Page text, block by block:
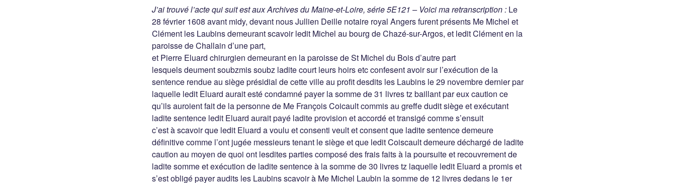
J’ai trouvé l’acte qui suit est aux Archives du Maine-et-Loire, série 5E121 – Voici ma retranscription : Le
28 février 1608 avant midy, devant nous Jullien Deille notaire royal Angers furent présents Me Michel et
Clément les Laubins demeurant scavoir ledit Michel au bourg de Chazé-sur-Argos, et ledit Clément en la
paroisse de Challain d’une part,
et Pierre Eluard chirurgien demeurant en la paroisse de St Michel du Bois d’autre part
lesquels deument soubzmis soubz ladite court leurs hoirs etc confesent avoir sur l’exécution de la
sentence rendue au siège présidial de cette ville au profit desdits les Laubins le 29 novembre dernier par
laquelle ledit Eluard aurait esté condamné payer la somme de 31 livres tz baillant par eux caution ce
qu’ils auroient fait de la personne de Me François Coicault commis au greffe dudit siège et exécutant
ladite sentence ledit Eluard aurait payé ladite provision et accordé et transigé comme s’ensuit
c’est à scavoir que ledit Eluard a voulu et consenti veult et consent que ladite sentence demeure
définitive comme l’ont jugée messieurs tenant le siège et que ledit Coiscault demeure déchargé de ladite
caution au moyen de quoi ont lesdites parties composé des frais faits à la poursuite et recouvrement de
ladite somme et exécution de ladite sentence à la somme de 30 livres tz laquelle ledit Eluard a promis et
s’est obligé payer audits les Laubins scavoir à Me Michel Laubin la somme de 12 livres dedans le 1er